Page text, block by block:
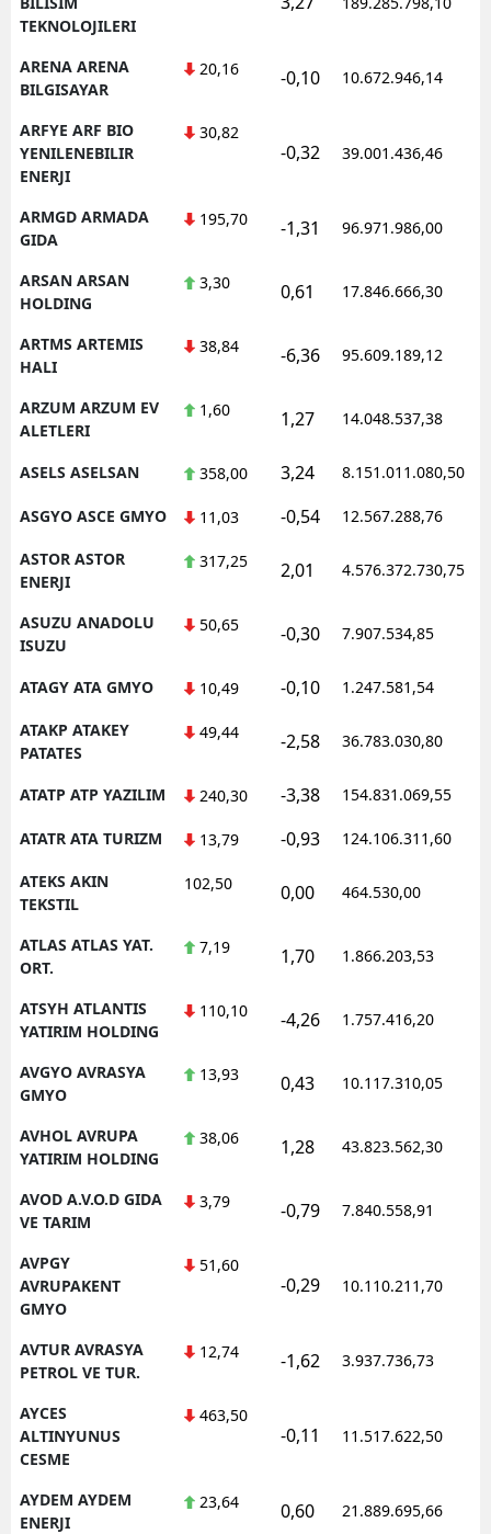
TEKNOLOJILERI
ARENA ARENA
BILGISAYAR
20,16 -0,10 10.672.946,14
ARFYE ARF BIO
YENILENEBILIR
ENERJI
30,82
-0,32 39.001.436,46
ARMGD ARMADA
GIDA
195,70 -1,31 96.971.986,00
ARSAN ARSAN
HOLDING
3,30 0,61 17.846.666,30
ARTMS ARTEMIS
HALI
38,84 -6,36 95.609.189,12
ARZUM ARZUM EV
ALETLERI
1,60 1,27 14.048.537,38
ASELS ASELSAN 358,00 3,24 8.151.011.080,50
ASGYO ASCE GMYO 11,03 -0,54 12.567.288,76
ASTOR ASTOR
ENERJI
317,25 2,01 4.576.372.730,75
ASUZU ANADOLU
ISUZU
50,65 -0,30 7.907.534,85
ATAGY ATA GMYO 10,49 -0,10 1.247.581,54
ATAKP ATAKEY
PATATES
49,44 -2,58 36.783.030,80
ATATP ATP YAZILIM 240,30 -3,38 154.831.069,55
ATATR ATA TURIZM 13,79 -0,93 124.106.311,60
ATEKS AKIN
TEKSTIL
102,50 0,00 464.530,00
ATLAS ATLAS YAT.
ORT.
7,19 1,70 1.866.203,53
ATSYH ATLANTIS
YATIRIM HOLDING
110,10 -4,26 1.757.416,20
AVGYO AVRASYA
GMYO
13,93 0,43 10.117.310,05
AVHOL AVRUPA
YATIRIM HOLDING
38,06 1,28 43.823.562,30
AVOD A.V.O.D GIDA
VE TARIM
3,79 -0,79 7.840.558,91
AVPGY
AVRUPAKENT
GMYO
51,60
-0,29 10.110.211,70
AVTUR AVRASYA
PETROL VE TUR.
12,74 -1,62 3.937.736,73
AYCES
ALTINYUNUS
CESME
463,50
-0,11 11.517.622,50
AYDEM AYDEM
ENERJI
23,64 0,60 21.889.695,66